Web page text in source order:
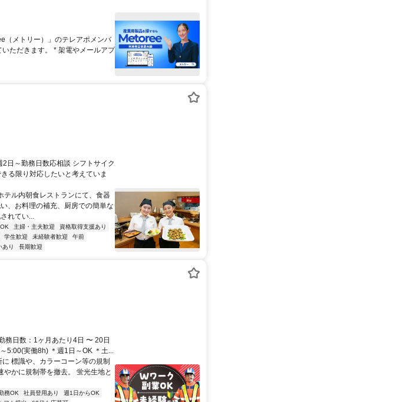
（メトリー）」のテレアポメンバ
ただきます。 * 架電やメールアプ
～勤務日数応相談 シフトサイク
る限り対応したいと考えていま
テル内朝食レストランにて、食器
、お料理の補充、厨房での簡単な
れてい...
主婦・主夫歓迎
資格取得支援あり
学生歓迎 未経験者歓迎
午前
あり 長期歓迎
務日数：1ヶ月あたり4日 〜 20日
5:00(実働8h) ＊週1日～OK ＊土...
標識や、カラーコーン等の規制
かに規制帯を撤去。 蛍光生地と
務OK 社員登用あり
週1日からOK